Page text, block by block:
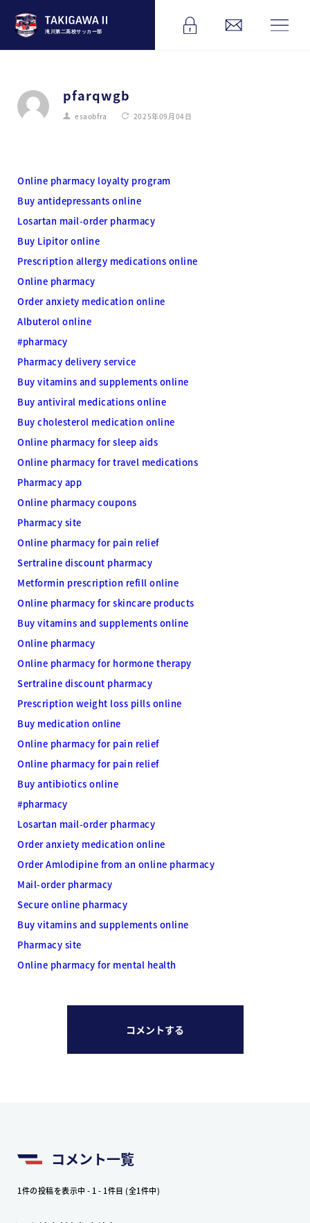
滝川第二高校サッカー部
pfarqwgb
esaobfra 2025年09月04日
Online pharmacy loyalty program
Buy antidepressants online
Losartan mail-order pharmacy
Buy Lipitor online
Prescription allergy medications online
Online pharmacy
Order anxiety medication online
Albuterol online
#pharmacy
Pharmacy delivery service
Buy vitamins and supplements online
Buy antiviral medications online
Buy cholesterol medication online
Online pharmacy for sleep aids
Online pharmacy for travel medications
Pharmacy app
Online pharmacy coupons
Pharmacy site
Online pharmacy for pain relief
Sertraline discount pharmacy
Metformin prescription refill online
Online pharmacy for skincare products
Buy vitamins and supplements online
Online pharmacy
Online pharmacy for hormone therapy
Sertraline discount pharmacy
Prescription weight loss pills online
Buy medication online
Online pharmacy for pain relief
Online pharmacy for pain relief
Buy antibiotics online
#pharmacy
Losartan mail-order pharmacy
Order anxiety medication online
Order Amlodipine from an online pharmacy
Mail-order pharmacy
Secure online pharmacy
Buy vitamins and supplements online
Pharmacy site
Online pharmacy for mental health
コメントする
コメント一覧
1件の投稿を表示中 - 1 - 1件目 (全1件中)